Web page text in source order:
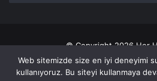
© Copyright 2026 Her
Gizlilik
Web sitemizde size en iyi deneyimi
kullanıyoruz. Bu siteyi kullanmaya